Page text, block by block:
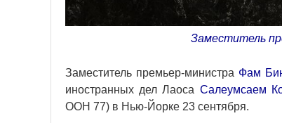
Заместитель
Заместитель премьер-министра Фам
иностранных дел Лаоса Салеумсаем
ООН 77) в Нью-Йорке 23 сентября.